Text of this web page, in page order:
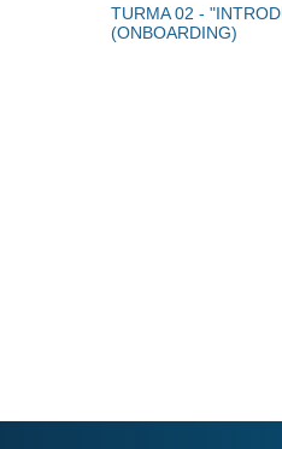
TURMA 02 -
(ONBOARDING)